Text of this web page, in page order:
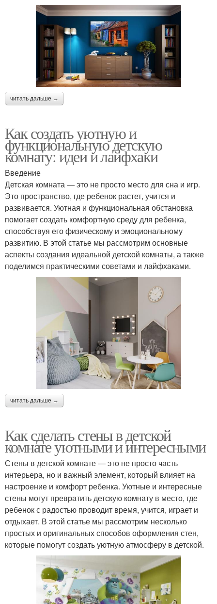
читать дальше →
Как создать уютную и
функциональную детскую
комнату: идеи и лайфхаки
Введение
Детская комната — это не просто место для сна и игр.
Это пространство, где ребенок растет, учится и
развивается. Уютная и функциональная обстановка
помогает создать комфортную среду для ребенка,
способствуя его физическому и эмоциональному
развитию. В этой статье мы рассмотрим основные
аспекты создания идеальной детской комнаты, а также
поделимся практическими советами и лайфхаками.
читать дальше →
Как сделать стены в детской
комнате уютными и интересными
Стены в детской комнате — это не просто часть
интерьера, но и важный элемент, который влияет на
настроение и комфорт ребенка. Уютные и интересные
стены могут превратить детскую комнату в место, где
ребенок с радостью проводит время, учится, играет и
отдыхает. В этой статье мы рассмотрим несколько
простых и оригинальных способов оформления стен,
которые помогут создать уютную атмосферу в детской.